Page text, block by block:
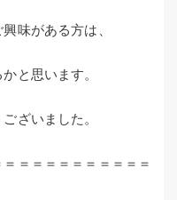
味がある方は、
と思います。
ざいました。
＝＝＝＝＝＝＝＝＝＝